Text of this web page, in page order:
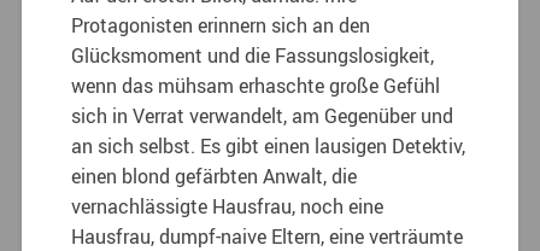
Protagonisten erinnern sich an den
Glücksmoment und die Fassungslosigkeit,
wenn das mühsam erhaschte große Gefühl
sich in Verrat verwandelt, am Gegenüber und
an sich selbst. Es gibt einen lausigen Detektiv,
einen blond gefärbten Anwalt, die
vernachlässigte Hausfrau, noch eine
Hausfrau, dumpf-naive Eltern, eine verträumte